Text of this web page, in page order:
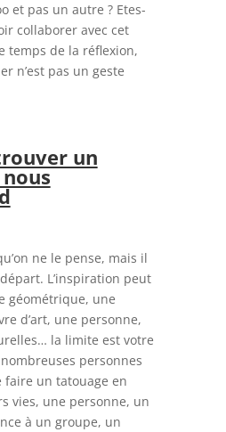
et pas un autre ? Etes-
collaborer avec cet
temps de la réflexion,
n’est pas un geste
un
ne le pense, mais il
L’inspiration peut
géométrique, une
d’art, une personne,
la limite est votre
personnes
faire un tatouage en
vies, une personne, un
à un groupe, un